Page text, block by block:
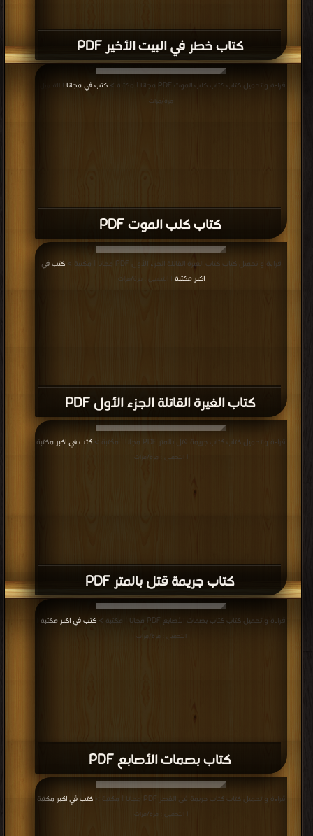
كتاب خطر في البيت الأخير PDF
كتاب كلب الموت PDF
قراءة و تحميل كتاب كتاب كلب الموت PDF مجانا | مكتبة > كتب في مجانا | التحميل :
مرة/مرات
كتاب الغيرة القاتلة الجزء الأول PDF
قراءة و تحميل كتاب كتاب الغيرة القاتلة الجزء الأول PDF مجانا | مكتبة >
كتب في
اكبر مكتبة
| التحميل : مرة/مرات
كتاب جريمة قتل بالمتر PDF
قراءة و تحميل كتاب كتاب جريمة قتل بالمتر PDF مجانا | مكتبة > كتب في اكبر مكتبة
| التحميل : مرة/مرات
كتاب بصمات الأصابع PDF
قراءة و تحميل كتاب كتاب بصمات الأصابع PDF مجانا | مكتبة > كتب في اكبر مكتبة
التحميل : مرة/مرات
قراءة و تحميل كتاب كتاب جريمة فى القصر PDF مجانا | مكتبة > كتب في اكبر مكتبة
| التحميل : مرة/مرات